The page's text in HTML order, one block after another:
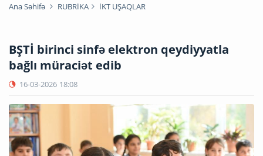
Ana Səhifə RUBRİKA İKT UŞAQLAR
BŞTİ birinci sinfə elektron qeydiyyatla
bağlı müraciət edib
16-03-2026 18:08